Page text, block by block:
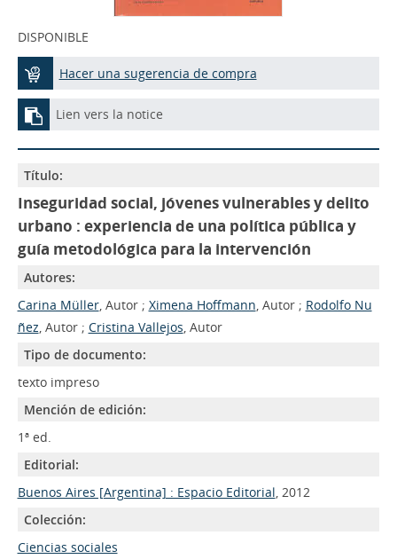
DISPONIBLE
Hacer una sugerencia de compra
Lien vers la notice
Título:
Inseguridad social, jóvenes vulnerables y delito
urbano : experiencia de una política pública y
guía metodológica para la intervención
Autores:
Carina Müller, Autor ; Ximena Hoffmann, Autor ; Rodolfo Nu
ñez, Autor ; Cristina Vallejos, Autor
Tipo de documento:
texto impreso
Mención de edición:
1ª ed.
Editorial:
Buenos Aires [Argentina] : Espacio Editorial, 2012
Colección:
Ciencias sociales